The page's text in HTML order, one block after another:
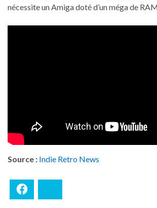
nécessite un Amiga doté d’un méga de
Source : Indie Retro News